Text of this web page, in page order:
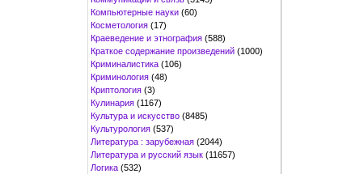
Компьютерные науки (60)
Косметология (17)
Краеведение и этнография (588)
Краткое содержание произведений (1000)
Криминалистика (106)
Криминология (48)
Криптология (3)
Кулинария (1167)
Культура и искусство (8485)
Культурология (537)
Литература : зарубежная (2044)
Литература и русский язык (11657)
Логика (532)